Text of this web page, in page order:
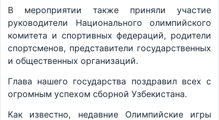
В мероприятии также приняли участие
руководители Национального олимпийского
комитета и спортивных федераций, родители
спортсменов, представители государственных
и общественных организаций.
Глава нашего государства поздравил всех с
огромным успехом сборной Узбекистана.
Как известно, недавние Олимпийские игры